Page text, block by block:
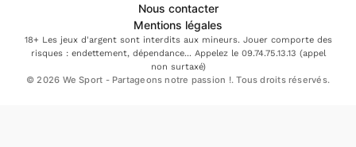
Nous contacter
Mentions légales
18+ Les jeux d'argent sont interdits aux mineurs. Jouer comporte des
risques : endettement, dépendance... Appelez le 09.74.75.13.13 (appel
non surtaxé)
© 2026 We Sport - Partageons notre passion !. Tous droits réservés.